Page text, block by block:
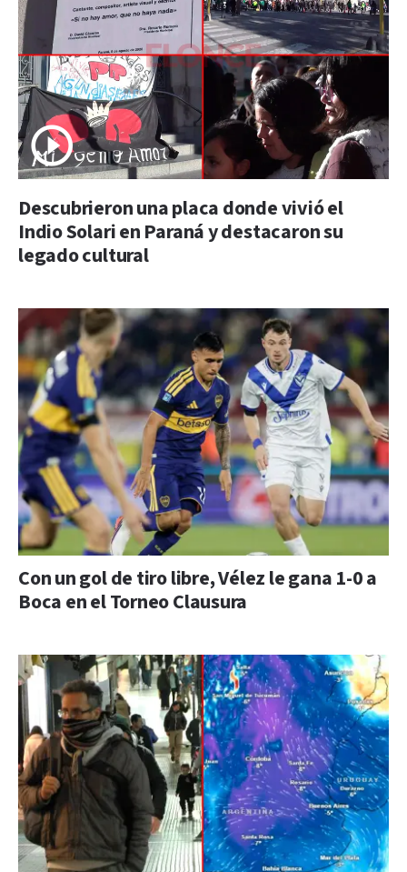
Descubrieron una placa donde vivió el
Indio Solari en Paraná y destacaron su
legado cultural
Con un gol de tiro libre, Vélez le gana 1-0 a
Boca en el Torneo Clausura